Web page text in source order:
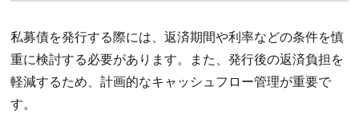
私募債を発行する際には、返済期間や利率などの条件を慎
重に検討する必要があります。また、発行後の返済負担を
軽減するため、計画的なキャッシュフロー管理が重要で
す。